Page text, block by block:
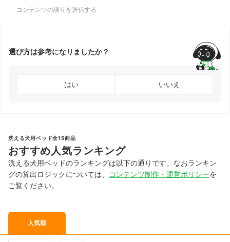
コンテンツの誤りを送信する
選び方は参考になりましたか？
はい いいえ
洗える犬用ベッド全15商品
おすすめ人気ランキング
洗える犬用ベッドのランキングは以下の通りです。なおランキン
グの算出ロジックについては、
コンテンツ制作・運営ポリシーを
ご覧ください。
人気順